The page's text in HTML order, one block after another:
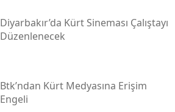
Diyarbakır’da Kürt Sineması Çalıştayı
Düzenlenecek
Btk’ndan Kürt Medyasına Erişim
Engeli